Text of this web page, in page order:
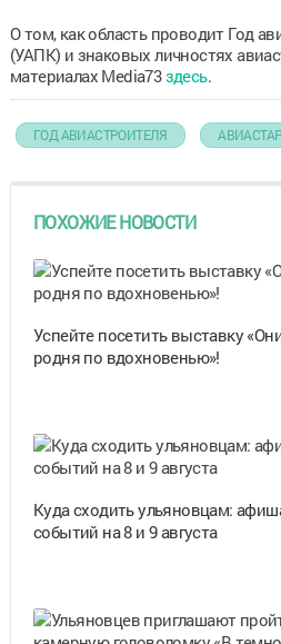
О том, как область проводит Год
(УАПК) и знаковых личностях
материалах Media73здесь.
ГОД АВИАСТРОИТЕЛЯ АВИАСТАР
ПОХОЖИЕ НОВОСТИ
Успейте посетить выставку
родня по вдохновенью»!
Куда сходить ульяновцам:
событий на 8 и 9 августа